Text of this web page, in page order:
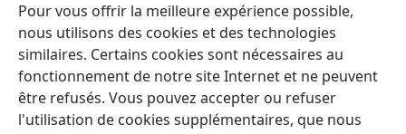
Pour vous offrir la meilleure expérience possible,
nous utilisons des cookies et des technologies
similaires. Certains cookies sont nécessaires au
fonctionnement de notre site Internet et ne peuvent
être refusés. Vous pouvez accepter ou refuser
l'utilisation de cookies supplémentaires, que nous
avec les autres frères.
Toutefois, tout le monde n’était pas satisfait. Quand ils
sont rentrés à la prison de São Paulo, le directeur, un
Portugais malingre, a pris frère Mancoca “ sous sa
garde ”. La “ garde ” signifiait passer tout l’après-midi